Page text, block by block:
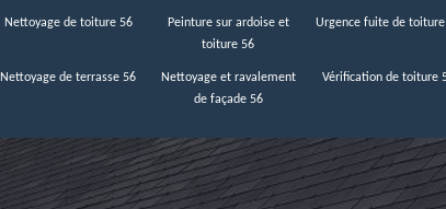
Nettoyage de toiture 56
Peinture sur ardoise et
toiture 56
Urgence fuite de toiture
Nettoyage de terrasse 56
Nettoyage et ravalement
de façade 56
Vérification de toiture